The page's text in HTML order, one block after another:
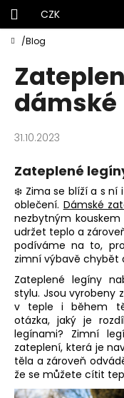
Přejít
na
CZK
Přihlášení
Domů
/Blog
dámské
31.10.2023
Zateplené
❄️ Zima se blíží a s ní
oblečení. Dámské
nezbytným
udržet teplo a
podíváme na to,
zimní výbavě chybět
Zateplené legíny
stylu. Jsou vyrobeny
v teple i během
otázka, jaký je
legínami? Zimní
zateplení, která je
těla a zároveň
že se můžete cítit
K
C
o
p
o
ř
e
b
u
j
e
t
e
n
a
j
í
t
?